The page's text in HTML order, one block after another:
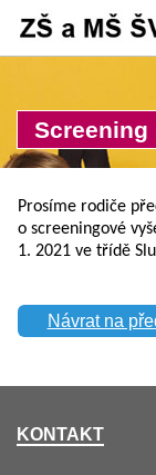
Prosíme rodiče
o screeningové
1. 2021 ve třídě
Návrat na
KONTAKT